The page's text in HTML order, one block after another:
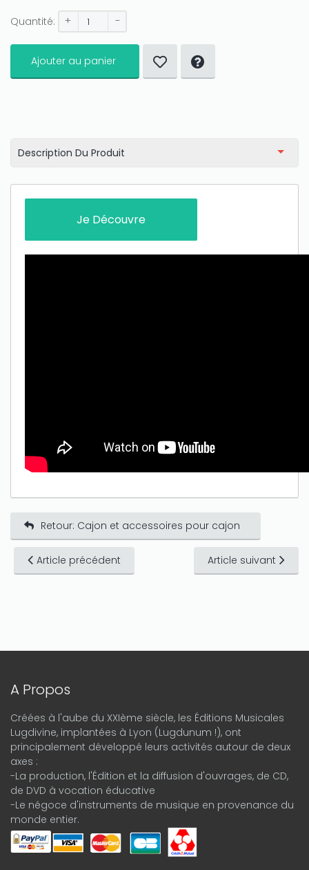
Quantité: + -
Ajouter au panier
Description Du Produit
Je Découvre
Retour: Cajon et accessoires pour cajon
Article précédent Article suivant
A Propos
Créées à l'aube du XXIème siècle, les Éditions Musicales
Lugdivine, implantées à Lyon (Lugdunum !), ont
principalement développé leurs activités autour de deux
axes :
-La production, l'Édition et la diffusion d'ouvrages, de CD,
de DVD à vocation éducative
-Le négoce d'instruments de musique en provenance du
monde entier.